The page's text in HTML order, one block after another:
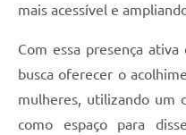
mais acessível e
Com essa presença
busca oferecer o
mulheres, utilizando um
como espaço para